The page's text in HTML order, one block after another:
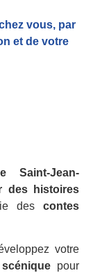
vous, par
et de votre
Saint-Jean-
des histoires
des contes
votre
pour